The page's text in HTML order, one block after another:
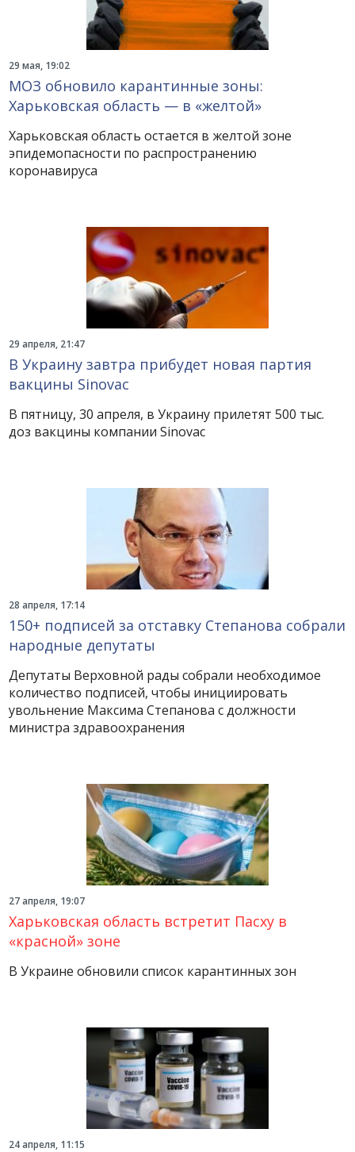
29 мая, 19:02
МОЗ обновило карантинные зоны:
Харьковская область — в «желтой»
Харьковская область остается в желтой зоне
эпидемопасности по распространению
коронавируса
29 апреля, 21:47
В Украину завтра прибудет новая партия
вакцины Sinovac
В пятницу, 30 апреля, в Украину прилетят 500 тыс.
доз вакцины компании Sinоvac
28 апреля, 17:14
150+ подписей за отставку Степанова собрали
народные депутаты
Депутаты Верховной рады собрали необходимое
количество подписей, чтобы инициировать
увольнение Максима Степанова с должности
министра здравоохранения
27 апреля, 19:07
Харьковская область встретит Пасху в
«красной» зоне
В Украине обновили список карантинных зон
24 апреля, 11:15